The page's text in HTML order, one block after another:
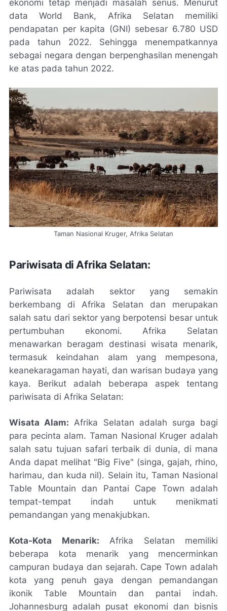
ekonomi tetap menjadi masalah serius. Menurut
data World Bank, Afrika Selatan memiliki
pendapatan per kapita (GNI) sebesar 6.780 USD
pada tahun 2022. Sehingga menempatkannya
sebagai negara dengan berpenghasilan menengah
ke atas pada tahun 2022.
Taman Nasional Kruger, Afrika Selatan
Pariwisata di Afrika Selatan:
Pariwisata adalah sektor yang semakin
berkembang di Afrika Selatan dan merupakan
salah satu dari sektor yang berpotensi besar untuk
pertumbuhan ekonomi. Afrika Selatan
menawarkan beragam destinasi wisata menarik,
termasuk keindahan alam yang mempesona,
keanekaragaman hayati, dan warisan budaya yang
kaya. Berikut adalah beberapa aspek tentang
pariwisata di Afrika Selatan:
Wisata Alam: Afrika Selatan adalah surga bagi
para pecinta alam. Taman Nasional Kruger adalah
salah satu tujuan safari terbaik di dunia, di mana
Anda dapat melihat "Big Five" (singa, gajah, rhino,
harimau, dan kuda nil). Selain itu, Taman Nasional
Table Mountain dan Pantai Cape Town adalah
tempat-tempat indah untuk menikmati
pemandangan yang menakjubkan.
Kota-Kota Menarik: Afrika Selatan memiliki
beberapa kota menarik yang mencerminkan
campuran budaya dan sejarah. Cape Town adalah
kota yang penuh gaya dengan pemandangan
ikonik Table Mountain dan pantai indah.
Johannesburg adalah pusat ekonomi dan bisnis